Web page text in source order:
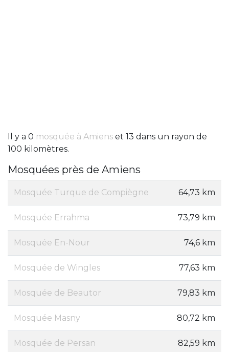
Il y a 0 mosquée à Amiens et 13 dans un rayon de
100 kilomètres.
Mosquées près de Amiens
Mosquée Turque de Compiègne 64,73 km
Mosquée Errahma 73,79 km
Mosquée En-Nour 74,6 km
Mosquée de Wingles 77,63 km
Mosquée de Beautor 79,83 km
Mosquée Masny 80,72 km
Mosquée de Persan 82,59 km